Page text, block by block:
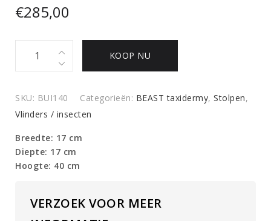
€285,00
insecten
quantity
KOOP NU
SKU: BUI140 Categorieën: BEAST taxidermy, Stolpen,
Vlinders / insecten
Breedte: 17 cm
Diepte: 17 cm
Hoogte: 40 cm
VERZOEK VOOR MEER